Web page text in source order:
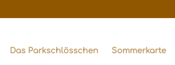
Das Parkschlösschen Sommerkarte